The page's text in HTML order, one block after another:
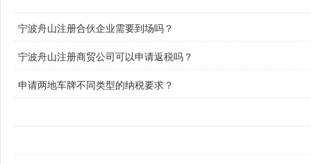
宁波舟山注册合伙企业需要到场吗？
宁波舟山注册商贸公司可以申请返税吗？
申请两地车牌不同类型的纳税要求？